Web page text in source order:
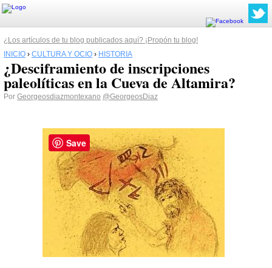
¿Los artículos de tu blog publicados aquí? ¡Propón tu blog!
INICIO › CULTURA Y OCIO › HISTORIA
¿Desciframiento de inscripciones
paleolíticas en la Cueva de Altamira?
Por Georgeosdiazmontexano @GeorgeosDiaz
Save